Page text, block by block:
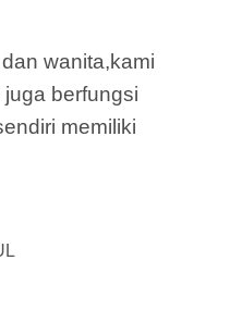
wanita,kami
berfungsi
memiliki